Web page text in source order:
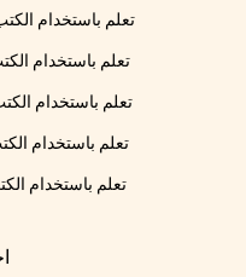
تعلم باستخدام
تعلم باستخدام
تعلم باستخدام
تعلم باستخدام
تعلم باستخدام